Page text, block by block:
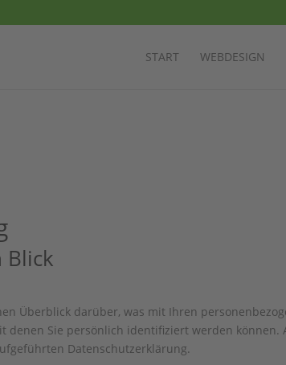
START WEBDESIGN
Blick
Überblick darüber, was mit Ihren
denen Sie persönlich identifiziert werden
Datenschutzerklärung.